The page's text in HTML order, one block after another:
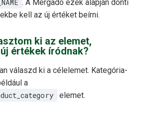
. A Mergado ezek alapján dönti
kell az új értéket beírni.
ki az elemet,
értékek íródnak?
válaszd ki a célelemet. Kategória-
a
elemet.